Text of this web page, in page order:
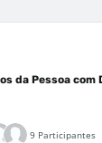
9 Participantes